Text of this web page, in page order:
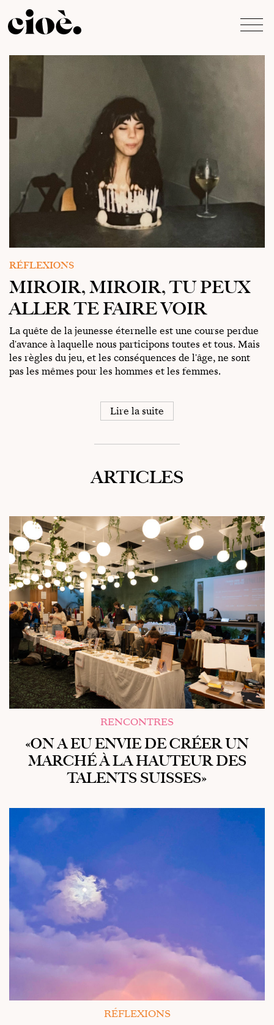
Page d’accueil
RÉFLEXIONS
MIROIR, MIROIR, TU PEUX
ALLER TE FAIRE VOIR
La quête de la jeunesse éternelle est une course perdue
d'avance à laquelle nous participons toutes et tous. Mais
les règles du jeu, et les conséquences de l'âge, ne sont
pas les mêmes pour les hommes et les femmes.
Lire la suite
ARTICLES
RENCONTRES
«ON A EU ENVIE DE CRÉER UN
MARCHÉ À LA HAUTEUR DES
TALENTS SUISSES»
RÉFLEXIONS